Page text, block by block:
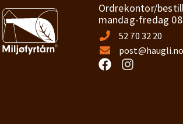
Ordrekontor/
mandag-fredag
52 70 32 20
post@haugli.no